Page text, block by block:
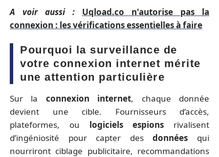
A voir aussi :
Uqload.co n'autorise pas la
connexion : les vérifications essentielles à faire
Pourquoi la surveillance de
votre connexion internet mérite
une attention particulière
Sur la connexion internet, chaque donnée
devient une cible. Fournisseurs d’accès,
plateformes, ou logiciels espions rivalisent
d’ingéniosité pour capter desdonnées qui
nourriront ciblage publicitaire, recommandations